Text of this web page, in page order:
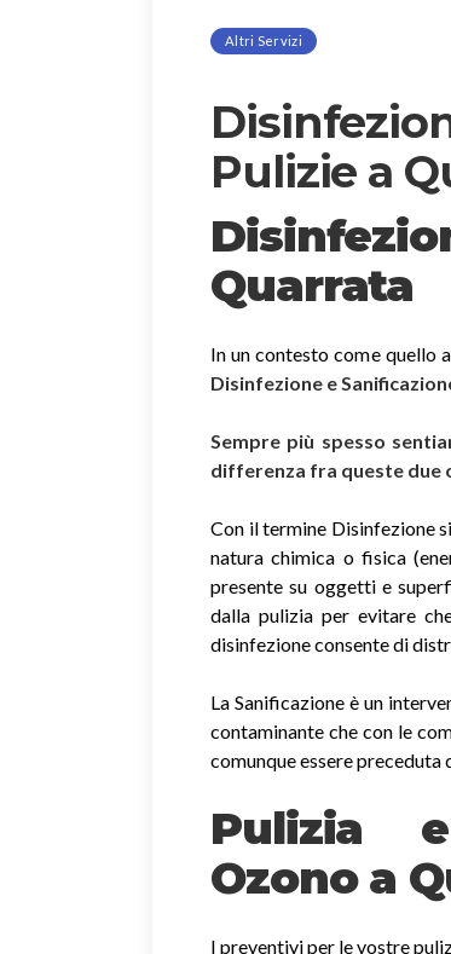
Altri Servizi
Pulizie a
Quarrata
In un contesto come quello
Disinfezione e
Sempre più spesso
differenza fra queste due
Con il termine Disinfezione
natura chimica o fisica
presente su oggetti e
dalla pulizia per evitare
disinfezione consente di
La Sanificazione è un
contaminante che con le
comunque essere preceduta
Pulizia
Ozono a
I preventivi per le vostre